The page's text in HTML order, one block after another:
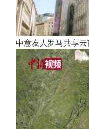
中意友人罗马共享